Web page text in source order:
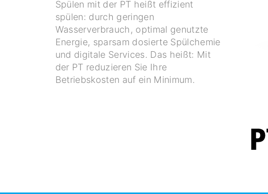
Spülen mit der PT heißt effizient
spülen: durch geringen
Wasserverbrauch, optimal genutzte
Energie, sparsam dosierte Spülchemie
und digitale Services. Das heißt: Mit
der PT reduzieren Sie Ihre
Betriebskosten auf ein Minimum.